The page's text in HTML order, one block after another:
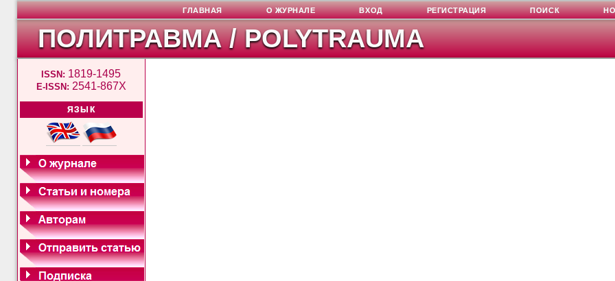
ПОЛИТРАВМА / POLYTRAUMA
ISSN: 1819-1495
E-ISSN: 2541-867X
ЯЗЫК
ГЛАВНАЯ О ЖУРНАЛЕ ВХОД РЕГИСТРАЦИЯ ПОИСК